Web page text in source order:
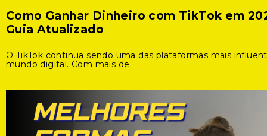
Como Ganhar Dinheiro com TikTok em
Guia Atualizado
O TikTok continua sendo uma das plataformas mais
mundo digital. Com mais de